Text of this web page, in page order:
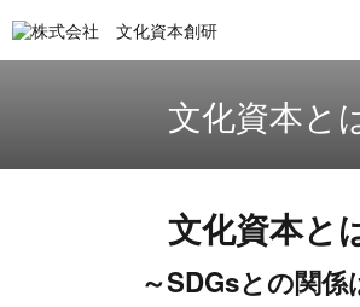
文化資本と
文化資本と
～SDGsとの関係